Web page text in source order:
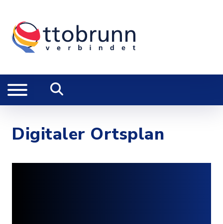
Digitaler Ortsplan